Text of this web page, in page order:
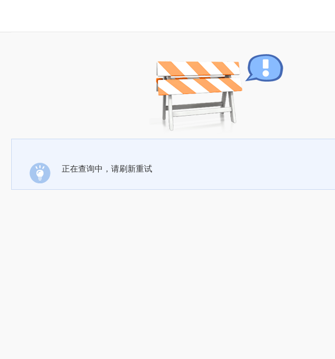
正在查询中，请刷新重试